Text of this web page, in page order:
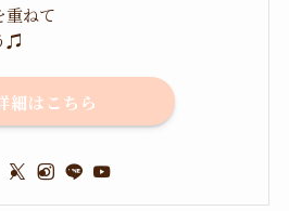
重ねて
♫
細はこちら